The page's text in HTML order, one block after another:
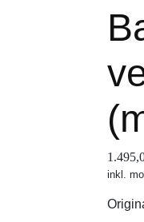
inkl.